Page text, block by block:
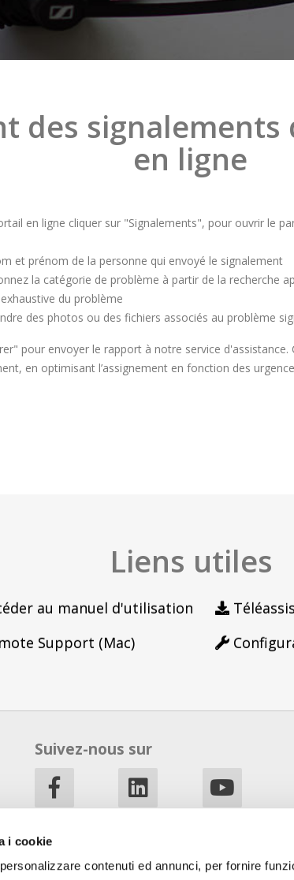
i cookie
contenuti ed annunci, per fornire
des
en ligne
en ligne cliquer sur "Signalements", pour ouvrir le
et prénom de la personne qui envoyé le signalement
la catégorie de problème à partir de la recherche
du problème
des photos ou des fichiers associés au problème
pour envoyer le rapport à notre service
en optimisant l’assignement en fonction des
Liens utiles
au manuel d'utilisation
Support (Mac)
Suivez-nous sur